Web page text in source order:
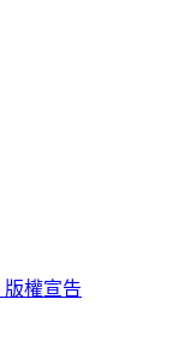
版權宣告